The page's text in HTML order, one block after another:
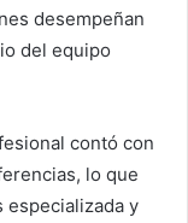
desempeñan
del equipo
contó con
lo que
especializada y